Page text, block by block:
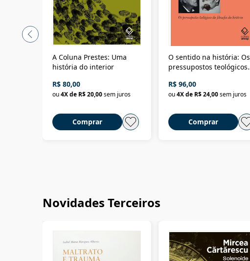
A Coluna Prestes: Uma
história do interior
R$ 80,00
ou4X de R$ 20,00sem juros
Comprar
O sentido na história: Os
pressupostos teológicos
R$ 96,00
ou4X de R$ 24,00sem juros
Comprar
Novidades Terceiros